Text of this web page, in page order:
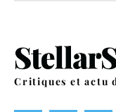
Critiques et actu